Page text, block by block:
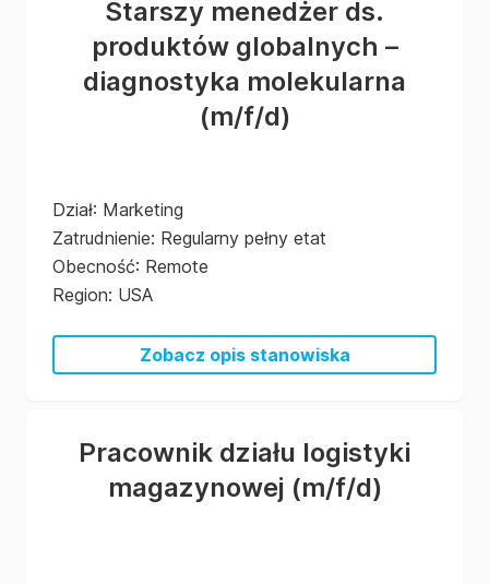
Starszy menedżer ds.
produktów globalnych –
diagnostyka molekularna
(m/f/d)
Dział: Marketing
Zatrudnienie: Regularny pełny etat
Obecność: Remote
Region: USA
Zobacz opis stanowiska
Pracownik działu logistyki
magazynowej (m/f/d)